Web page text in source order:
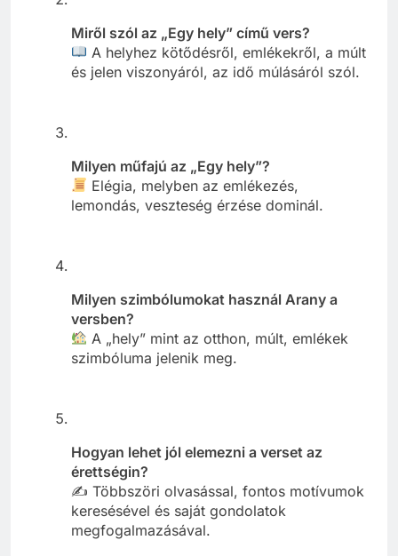
Miről szól az „Egy hely” című vers?
A helyhez kötődésről, emlékekről, a múlt
és jelen viszonyáról, az idő múlásáról szól.
Milyen műfajú az „Egy hely”?
Elégia, melyben az emlékezés,
lemondás, veszteség érzése dominál.
Milyen szimbólumokat használ Arany a
versben?
A „hely” mint az otthon, múlt, emlékek
szimbóluma jelenik meg.
Hogyan lehet jól elemezni a verset az
érettségin?
✍️ Többszöri olvasással, fontos motívumok
keresésével és saját gondolatok
megfogalmazásával.